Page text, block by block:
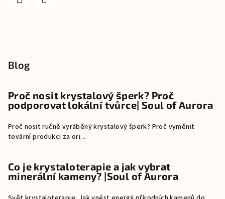
Blog
Proč nosit krystalový šperk? Proč
podporovat lokální tvůrce| Soul of Aurora
Proč nosit ručně vyráběný krystalový šperk? Proč vyměnit
tovární produkci za ori...
Co je krystaloterapie a jak vybrat
minerální kameny? |Soul of Aurora